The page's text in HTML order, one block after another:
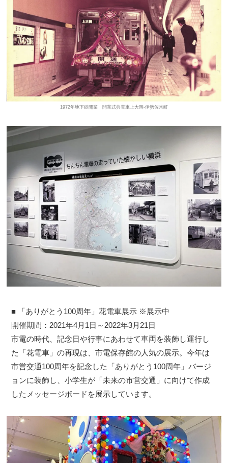
1972年地下鉄開業 開業式典電車上大岡-伊勢佐木町
■ 「ありがとう100周年」花電車展示 ※展示中
開催期間：2021年4月1日～2022年3月21日
市電の時代、記念日や行事にあわせて車両を装飾し運行し
た「花電車」の再現は、市電保存館の人気の展示。今年は
市営交通100周年を記念した「ありがとう100周年」バージ
ョンに装飾し、小学生が「未来の市営交通」に向けて作成
したメッセージボードを展示しています。